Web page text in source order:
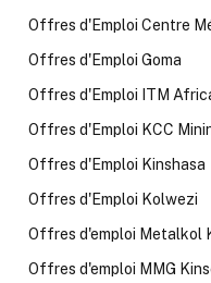
Offres d'Emploi Centre
Offres d'Emploi Goma
Offres d'Emploi ITM
Offres d'Emploi KCC
Offres d'Emploi Kinshasa
Offres d'Emploi Kolwezi
Offres d'emploi Metalkol
Offres d'emploi MMG